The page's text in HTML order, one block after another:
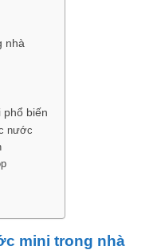
nhà
phổ biến
nước
mini trong nhà